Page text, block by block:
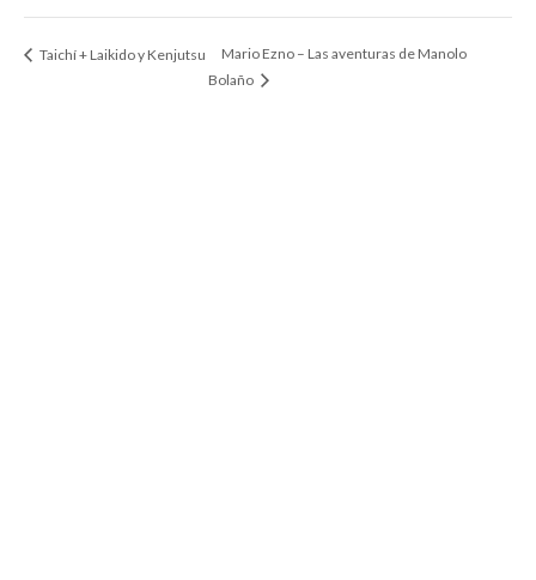
Taichí + Laikido y Kenjutsu
Mario Ezno – Las aventuras de Manolo
Bolaño